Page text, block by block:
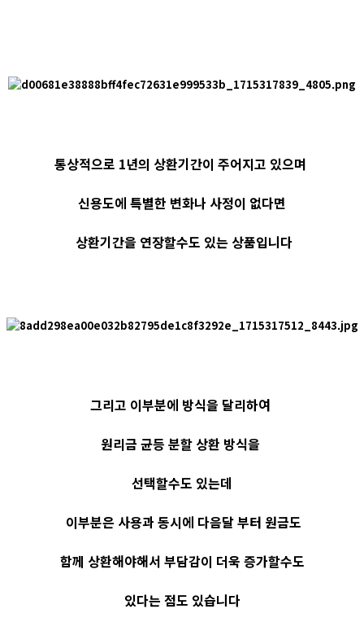
통상적으로 1년의 상환기간이 주어지고 있으며
신용도에 특별한 변화나 사정이 없다면
상환기간을 연장할수도 있는 상품입니다
그리고 이부분에 방식을 달리하여
원리금 균등 분할 상환 방식을
선택할수도 있는데
이부분은 사용과 동시에 다음달 부터 원금도
함께 상환해야해서 부담감이 더욱 증가할수도
있다는 점도 있습니다